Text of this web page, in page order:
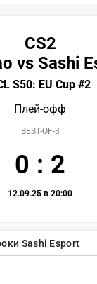
Sashi Esport
CS2
vs Sashi
S50: EU Cup #2
Плей-офф
BEST-OF-3
0 : 2
12.09.25 в 20:00